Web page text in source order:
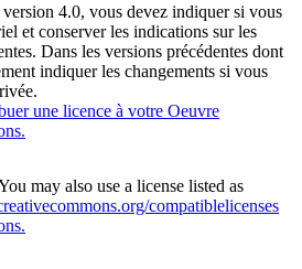
4.0, vous devez indiquer si vous
et conserver les indications sur les
Dans les versions précédentes dont
indiquer les changements si vous
une licence à votre Oeuvre
may also use a license listed as
compatiblelicenses